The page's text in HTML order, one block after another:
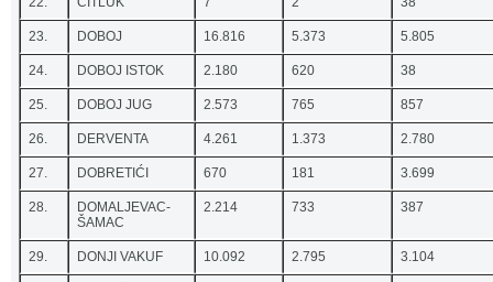
23. DOBOJ 16.816 5.373 5.805
24. DOBOJ ISTOK 2.180 620 38
25. DOBOJ JUG 2.573 765 857
26. DERVENTA 4.261 1.373 2.780
27. DOBRETIĆI 670 181 3.699
28.
DOMALJEVAC-
ŠAMAC
2.214 733 387
29. DONJI VAKUF 10.092 2.795 3.104